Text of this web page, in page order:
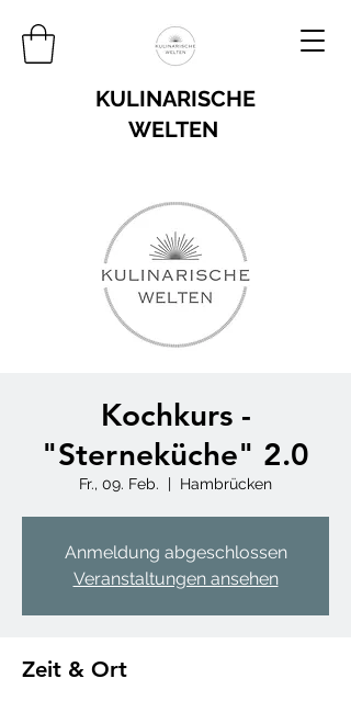
KULINARISCHE
WELTEN
Kochkurs -
"Sterneküche" 2.0
Fr., 09. Feb.
  |
Hambrücken
Anmeldung abgeschlossen
Veranstaltungen ansehen
Zeit & Ort